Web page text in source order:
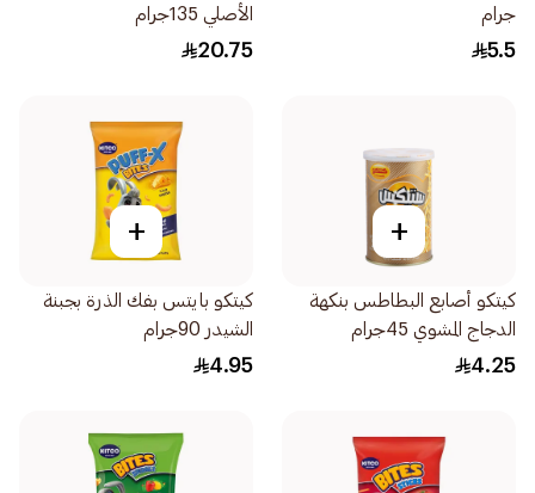
جرام
5.5
الأصلي 135جرام
20.75
+
كيتكو أصابع البطاطس بنكهة
الدجاج المشوي 45جرام
4.25
+
كيتكو بايتس بفك الذرة بجبنة
الشيدر 90جرام
4.95